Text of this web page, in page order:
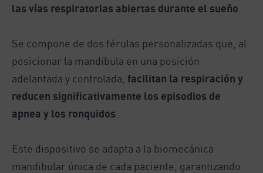
las vías respiratorias abiertas durante el sueño
Se compone de dos férulas personalizadas que, al
posicionar la mandíbula en una posición
adelantada y controlada, facilitan la respiración y
reducen significativamente los episodios de
apnea y los ronquidos
Este dispositivo se adapta a la biomecánica
mandibular única de cada paciente, garantizando